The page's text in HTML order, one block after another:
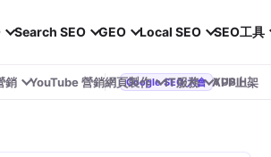
Search SEO GEO Local SEO SEO工具
銷 YouTube 營銷網頁製作 IT服務 APP上架
Google SEO 大會 YUSIHK 近期參加 Google Search Central Live